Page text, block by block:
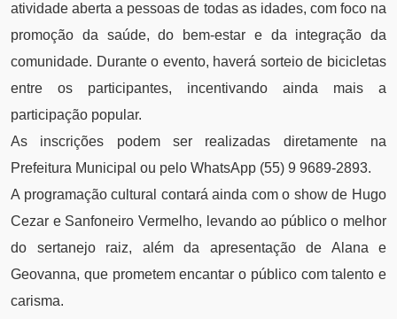
atividade aberta a pessoas de todas as idades, com foco na
promoção da saúde, do bem-estar e da integração da
comunidade. Durante o evento, haverá sorteio de bicicletas
entre os participantes, incentivando ainda mais a
participação popular.
As inscrições podem ser realizadas diretamente na
Prefeitura Municipal ou pelo WhatsApp (55) 9 9689-2893.
A programação cultural contará ainda com o show de Hugo
Cezar e Sanfoneiro Vermelho, levando ao público o melhor
do sertanejo raiz, além da apresentação de Alana e
Geovanna, que prometem encantar o público com talento e
carisma.